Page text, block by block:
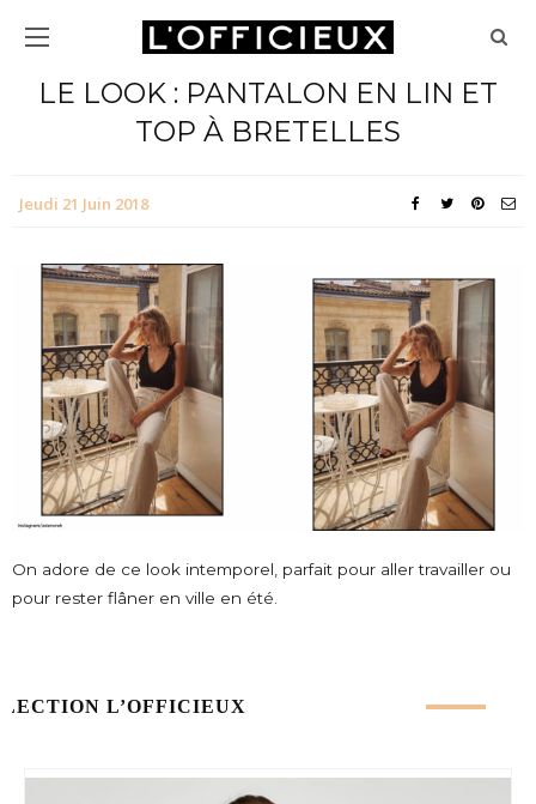
LE LOOK : PANTALON EN LIN ET
TOP À BRETELLES
Jeudi 21 Juin 2018
On adore de ce look intemporel, parfait pour aller travailler ou
pour rester flâner en ville en été.
L’OFFICIEUX